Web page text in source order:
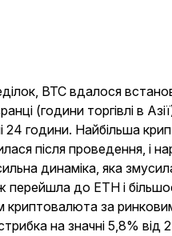
BTC вдалося
(години торгівлі в
24 години. Найбільша
після проведення, і
динаміка, яка
до ETH і
криптовалюта за
на значні 5,8% від